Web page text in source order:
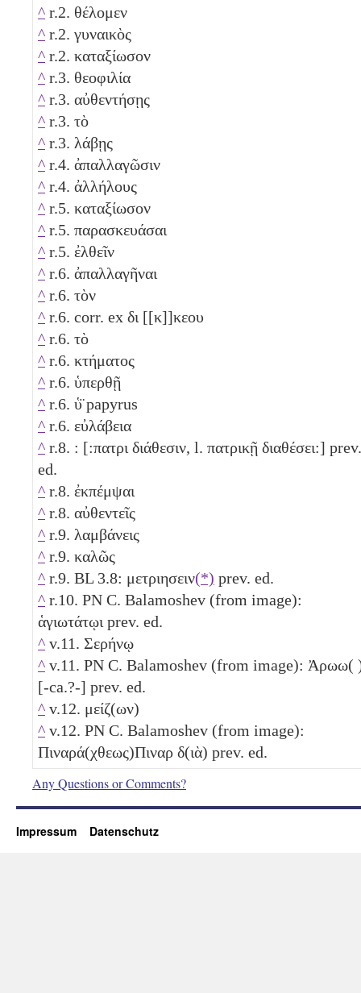
^ r.2. θέλομεν
^ r.2. γυναικὸς
^ r.2. καταξίωσον
^ r.3. θεοφιλία
^ r.3. αὐθεντήσῃς
^ r.3. τὸ
^ r.3. λάβῃς
^ r.4. ἀπαλλαγῶσιν
^ r.4. ἀλλήλους
^ r.5. καταξίωσον
^ r.5. παρασκευάσαι
^ r.5. ἐλθεῖν
^ r.6. ἀπαλλαγῆναι
^ r.6. τὸν
^ r.6. corr. ex δι [[κ]]κεου
^ r.6. τὸ
^ r.6. κτήματος
^ r.6. ὑπερθῇ
^ r.6. ὑ̈ papyrus
^ r.6. εὐλάβεια
^ r.8. : [:πατρι διάθεσιν, l. πατρικῇ διαθέσει:] prev.
ed.
^ r.8. ἐκπέμψαι
^ r.8. αὐθεντεῖς
^ r.9. λαμβάνεις
^ r.9. καλῶς
^ r.9. BL 3.8: μετριησειν(*) prev. ed.
^ r.10. PN C. Balamoshev (from image):
ἁγιωτάτῳι prev. ed.
^ v.11. Σερήνῳ
^ v.11. PN C. Balamoshev (from image): Ἀρωω(
[-ca.?-] prev. ed.
^ v.12. μείζ(ων)
^ v.12. PN C. Balamoshev (from image):
Πιναρά(χθεως)Πιναρ δ(ιὰ) prev. ed.
Any Questions or Comments?
Impressum Datenschutz